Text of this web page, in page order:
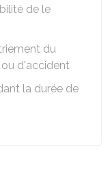
de le
du
d'accident
la durée de